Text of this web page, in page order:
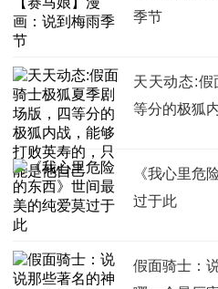
季节
天天动态:假
等分的极狐
《我心里危
过于此
假面骑士：